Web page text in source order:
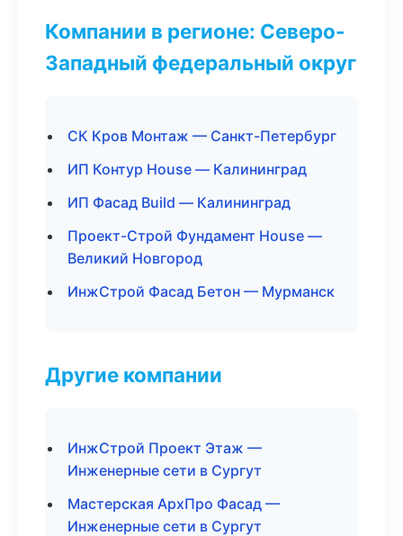
Компании в регионе: Северо-
Западный федеральный округ
СК Кров Монтаж — Санкт-Петербург
ИП Контур House — Калининград
ИП Фасад Build — Калининград
Проект-Строй Фундамент House —
Великий Новгород
ИнжСтрой Фасад Бетон — Мурманск
Другие компании
ИнжСтрой Проект Этаж —
Инженерные сети в Сургут
Мастерская АрхПро Фасад —
Инженерные сети в Сургут